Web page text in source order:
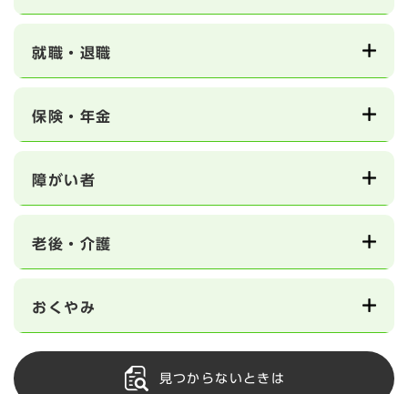
就職・退職
保険・年金
障がい者
老後・介護
おくやみ
見つからないときは